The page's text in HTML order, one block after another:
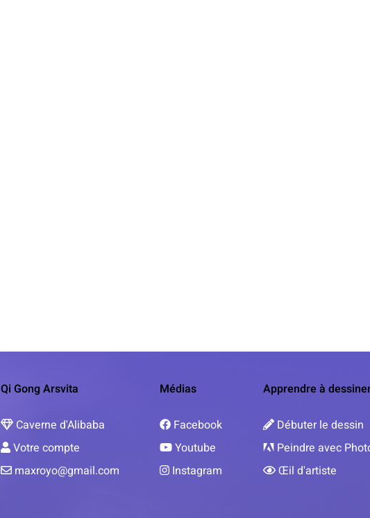
Qi Gong Arsvita
Caverne d'Alibaba
Votre compte
maxroyo@gmail.com
Médias
Facebook
Youtube
Instagram
Apprendre à
Débuter le dessin
Peindre avec
Œil d'artiste